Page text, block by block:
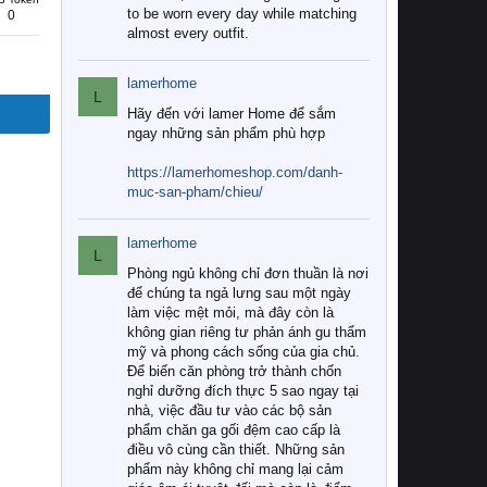
0
to be worn every day while matching
almost every outfit.
L
lamerhome
Hãy đến với lamer Home để sắm
ngay những sản phẩm phù hợp
https://lamerhomeshop.com/danh-
muc-san-pham/chieu/
L
lamerhome
Phòng ngủ không chỉ đơn thuần là nơi
để chúng ta ngả lưng sau một ngày
làm việc mệt mỏi, mà đây còn là
không gian riêng tư phản ánh gu thẩm
mỹ và phong cách sống của gia chủ.
Để biến căn phòng trở thành chốn
nghỉ dưỡng đích thực 5 sao ngay tại
nhà, việc đầu tư vào các bộ sản
phẩm chăn ga gối đệm cao cấp là
điều vô cùng cần thiết. Những sản
phẩm này không chỉ mang lại cảm